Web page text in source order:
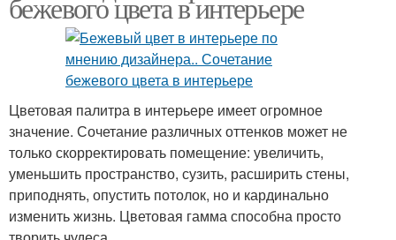
бежевого цвета в интерьере
Цветовая палитра в интерьере имеет огромное
значение. Сочетание различных оттенков может не
только скорректировать помещение: увеличить,
уменьшить пространство, сузить, расширить стены,
приподнять, опустить потолок, но и кардинально
изменить жизнь. Цветовая гамма способна просто